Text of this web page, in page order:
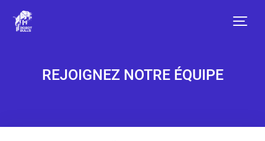
notreREJOIGNEZ NOTRE ÉQUIPE